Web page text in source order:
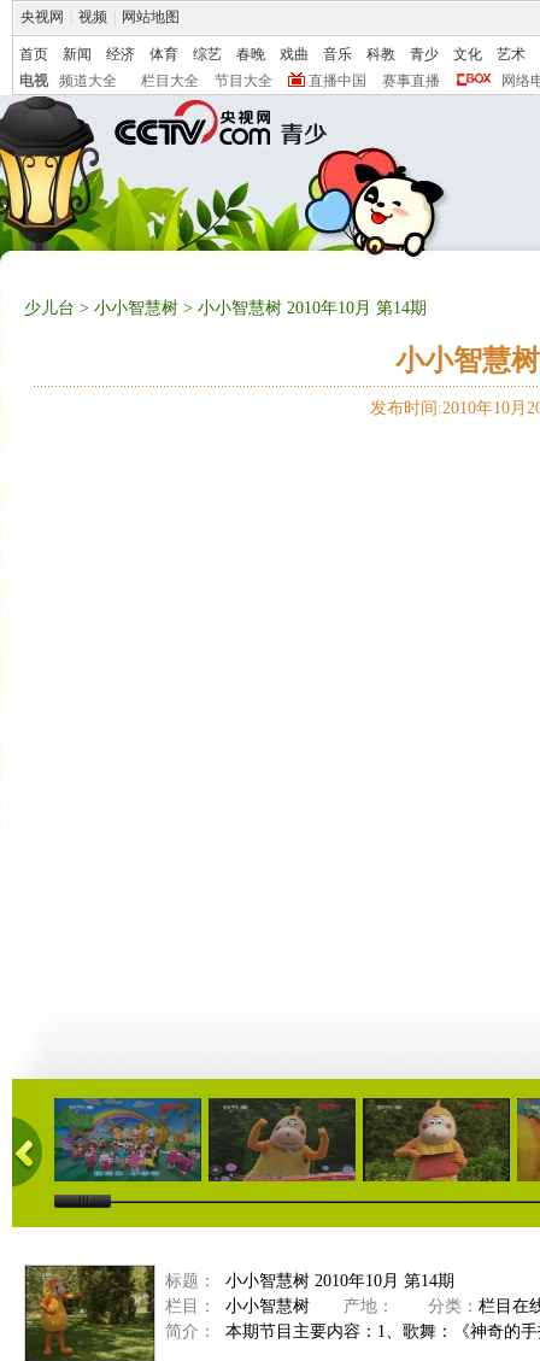
央视网 视频 网站地图
首页 新闻 经济 体育 综艺 春晚 戏曲 音乐 科教 青少 文化
艺术
电视
频道大全 栏目大全 节目大全 直播中国 赛事直播 网络
少儿台 > 小小智慧树 > 小小智慧树 2010年10月 第14期
小小智慧
发布时间:2010年10月
01:02 03:24 01:26
标题：
小小智慧树 2010年10月 第14期
栏目：
小小智慧树 产地： 分类： 栏目在
简介：
本期节目主要内容：1、歌舞：《神奇的